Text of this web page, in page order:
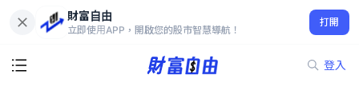
財富自由
立即使用APP，開啟您的股市智慧導航！
打開
登入
41.90
-1.86%